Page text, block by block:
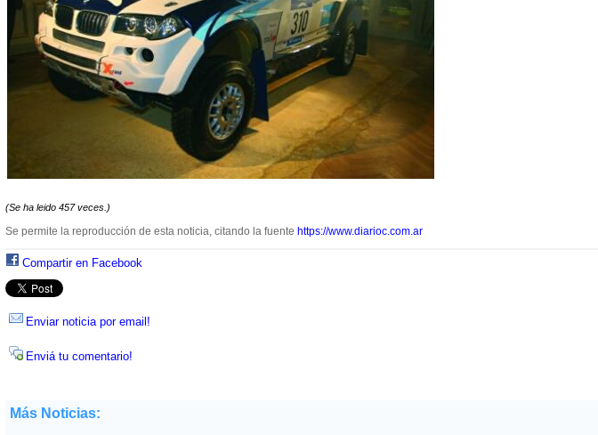
(Se ha leido 457 veces.)
Se permite la reproducción de esta noticia, citando la fuente https://www.diarioc.com.ar
Compartir en Facebook
Enviar noticia por email!
Enviá tu comentario!
Más Noticias: